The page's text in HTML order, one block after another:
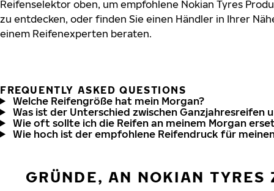
Reifenselektor oben, um empfohlene Nokian Tyres
zu entdecken, oder finden Sie einen Händler in Ihrer
einem Reifenexperten beraten.
FREQUENTLY ASKED QUESTIONS
Welche Reifengröße hat mein Morgan?
Was ist der Unterschied zwischen Ganzjahresreifen
Wie oft sollte ich die Reifen an meinem Morgan
Wie hoch ist der empfohlene Reifendruck für
GRÜNDE, AN NOKIAN TYRES